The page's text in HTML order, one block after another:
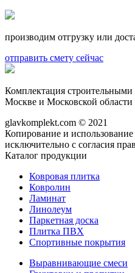
производим отгрузку или
отправить смету сейчас
Комплектация
Москве и Московской области
glavkomplekt.com © 2021
Копирование и использование
исключительно с согласия
Каталог продукции
Ковровая плитка
Ковролин
Ламинат
Линолеум
Паркетная доска
Плитка ПВХ
Спортивные покрытия
Выравнивающие смеси